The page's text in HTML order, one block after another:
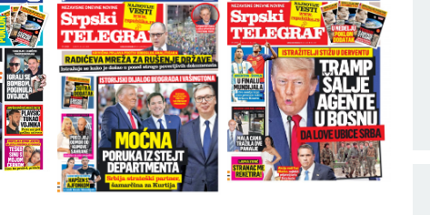
brzo.
Danas očekujte
zabave u ljubavnom
bilo da ste slobodni ili
Period prepun
Odlično.
LJUBAV:Mir i harmonija
kojima težite konačno
ispunjavaju vašu vezu.
Partner vam je odan, ali vi
kao da sumnjate u sve.
ZDRAVLJE:Solidno.